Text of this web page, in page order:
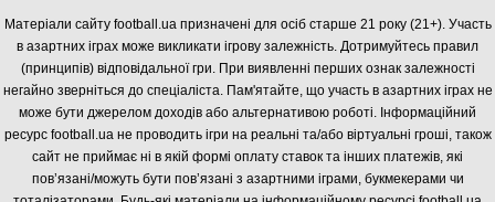
Матеріали сайту football.ua призначені для осіб старше 21 року (21+). Участь
в азартних іграх може викликати ігрову залежність. Дотримуйтесь правил
(принципів) відповідальної гри. При виявленні перших ознак залежності
негайно зверніться до спеціаліста. Пам'ятайте, що участь в азартних іграх не
може бути джерелом доходів або альтернативою роботі. Інформаційний
ресурс football.ua не проводить ігри на реальні та/або віртуальні гроші, також
сайт не приймає ні в якій формі оплату ставок та інших платежів, які
пов’язані/можуть бути пов’язані з азартними іграми, букмекерами чи